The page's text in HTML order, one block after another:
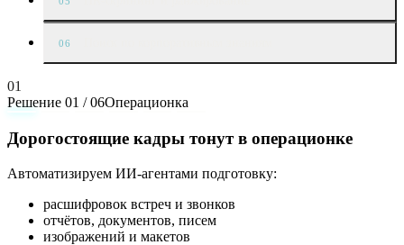
06
01
Решение 01 /06Операционка
Дорогостоящие кадры тонут в операционке
Автоматизируем ИИ-агентами подготовку:
расшифровок встреч и звонков
отчётов, документов, писем
изображений и макетов